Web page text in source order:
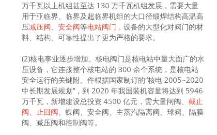
万千瓦以上机组甚至达 130 万千瓦机组发展，需要大量
用于亚临界、临界及超临界机组的大口径锻焊结构高温高
压减压阀、 安全阀等电站阀门 ，设备的大型化对阀门的材
料、结构、可靠性提出了更为严格的要求。
(2)核电事业逐步增加。核电阀门是核电站中量大面广的水
压设备，它连接整个核电站的 300 余个系统，是核电站
安全运行的关键附。件根据国家制订的“核电 2005~2020
中长期发展规划”，到 2020 年我国装机容量将达到 5946
万千瓦，新增建设总投资 4500 亿元，需大量闸阀、 截止
阀、 止回阀、蝶阀、安全阀、主蒸汽隔离阀、球阀、隔膜
阀、减压阀和控制阀等。